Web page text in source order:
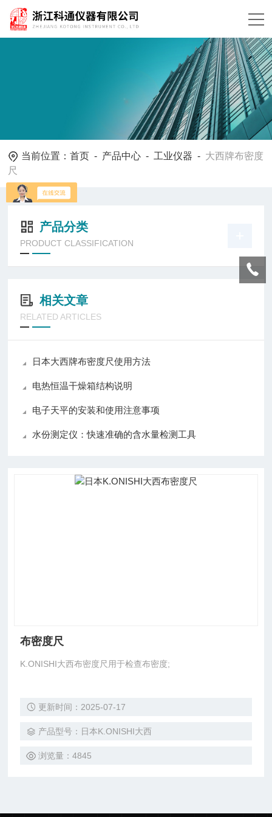
当前位置：首页 - 产品中心 - 工业仪器 - 大西牌布密度
尺
产品分类
PRODUCT CLASSIFICATION
相关文章
RELATED ARTICLES
日本大西牌布密度尺使用方法
电热恒温干燥箱结构说明
电子天平的安装和使用注意事项
水份测定仪：快速准确的含水量检测工具
布密度尺
K.ONISHI大西布密度尺用于检查布密度;
更新时间：2025-07-17
产品型号：日本K.ONISHI大西
浏览量：4845